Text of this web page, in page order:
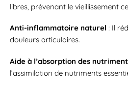
libres, prévenant le vieillissement
Anti-inflammatoire naturel : Il
douleurs articulaires.
Aide à l’absorption des
l’assimilation de nutriments